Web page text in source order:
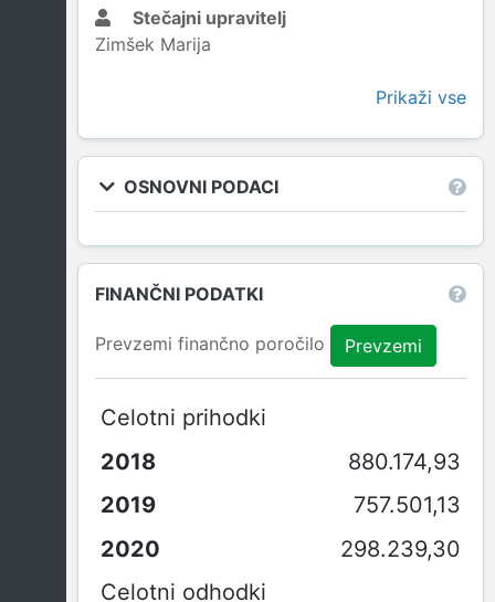
Stečajni upravitelj
Zimšek Marija
Prikaži vse
OSNOVNI PODACI
FINANČNI PODATKI
Prevzemi finančno poročilo Prevzemi
Celotni prihodki
880.174,93
757.501,13
298.239,30
Celotni odhodki